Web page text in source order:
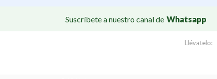
Suscríbete a nuestro canal de Whatsapp
Llévatelo: